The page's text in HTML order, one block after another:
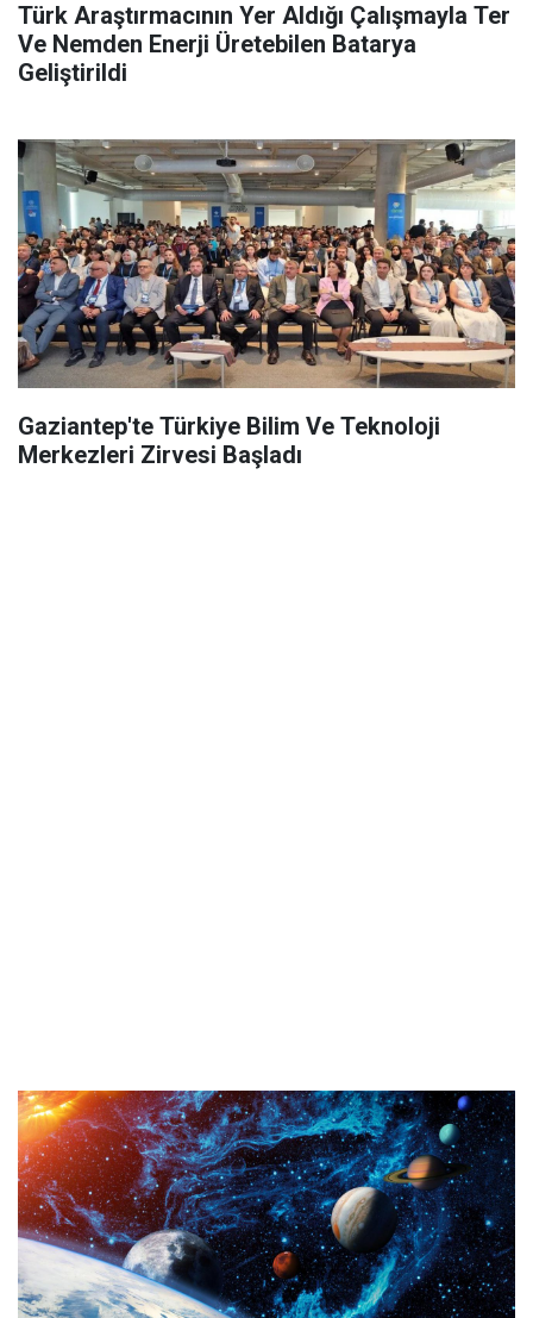
Türk Araştırmacının Yer Aldığı Çalışmayla Ter
Ve Nemden Enerji Üretebilen Batarya
Geliştirildi
Gaziantep'te Türkiye Bilim Ve Teknoloji
Merkezleri Zirvesi Başladı